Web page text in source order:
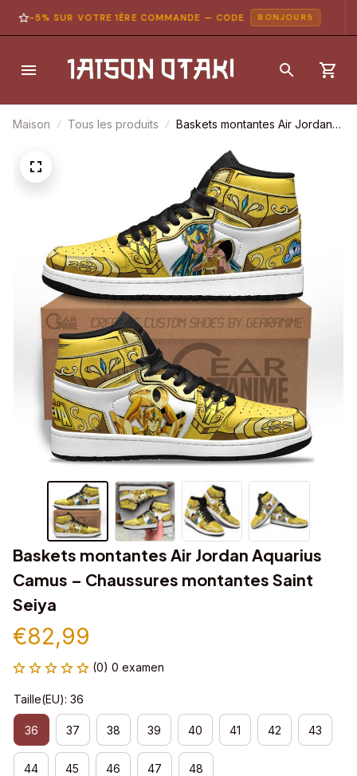
-5% SUR VOTRE 1ÈRE COMMANDE — CODE BONJOUR5
Maison Tous les produits
Baskets montantes Air Jordan
montantes Saint Seiya
Baskets montantes Air Jordan Aquarius
Camus – Chaussures montantes Saint
Seiya
€82,99
(0) 0 examen
Taille(EU): 36
36 37 38 39 40 41 42 43
44 45 46 47 48